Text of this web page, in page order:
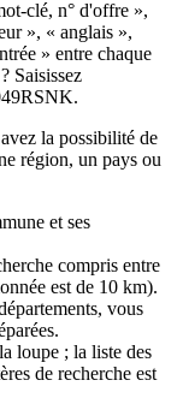
clé, n° d'offre »,
», « anglais »,
» entre chaque
Saisissez
la possibilité de
région, un pays ou
et ses
compris entre
est de 10 km).
vous
loupe ; la liste des
de recherche est